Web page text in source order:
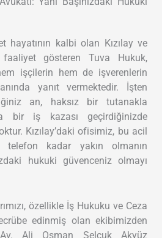
hayatının kalbi olan Kızılay ve
faaliyet gösteren Tuva Hukuk,
işçilerin hem de işverenlerin
yanıt vermektedir. İşten
an, haksız bir tutanakla
bir iş kazası geçirdiğinizde
Kızılay’daki ofisimiz, bu acil
kadar yakın olmanın
hukuki güvenceniz olmayı
özellikle İş Hukuku ve Ceza
edinmiş olan ekibimizden
Av. Ali Osman Selçuk Akyüz